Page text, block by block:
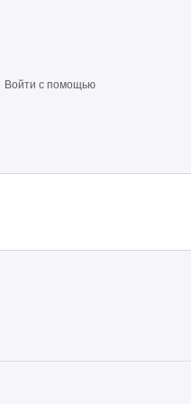
Войти с помощью